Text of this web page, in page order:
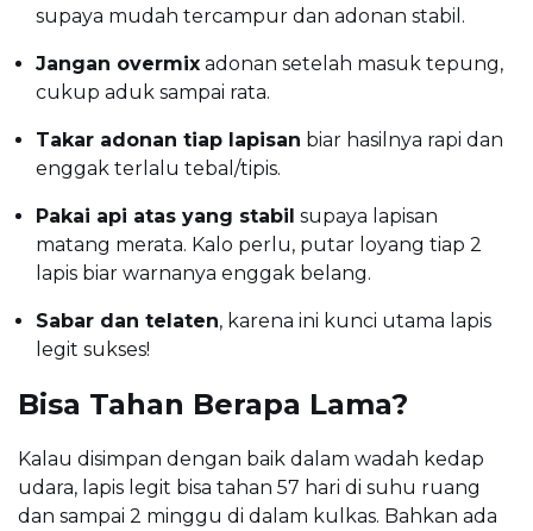
supaya mudah tercampur dan adonan stabil.
Jangan overmix adonan setelah masuk tepung,
cukup aduk sampai rata.
Takar adonan tiap lapisan biar hasilnya rapi dan
enggak terlalu tebal/tipis.
Pakai api atas yang stabil supaya lapisan
matang merata. Kalo perlu, putar loyang tiap 2
lapis biar warnanya enggak belang.
Sabar dan telaten, karena ini kunci utama lapis
legit sukses!
Bisa Tahan Berapa Lama?
Kalau disimpan dengan baik dalam wadah kedap
udara, lapis legit bisa tahan 57 hari di suhu ruang
dan sampai 2 minggu di dalam kulkas. Bahkan ada